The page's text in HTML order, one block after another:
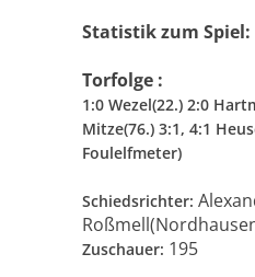
Statistik zum Spiel:
Torfolge :
1:0 Wezel(22.) 2:0
Mitze(76.) 3:1, 4:1
Foulelfmeter)
Schiedsrichter:
Zuschauer: 195